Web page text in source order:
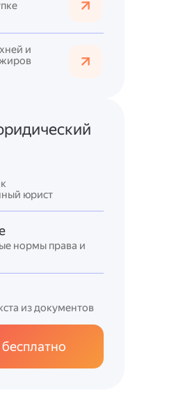
юрист
нормы права и
из документов